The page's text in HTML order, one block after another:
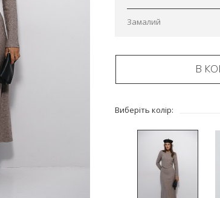
Замалий
В
Виберіть колір: